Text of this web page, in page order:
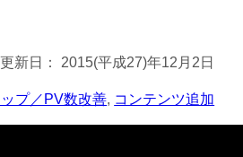
新日： 2015(平成27)年12月2日
プ／PV数改善, コンテンツ追加